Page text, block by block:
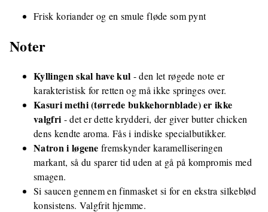
Frisk koriander og en smule fløde som pynt
Noter
Kyllingen skal have kul - den let røgede note er
karakteristisk for retten og må ikke springes over.
Kasuri methi (tørrede bukkehornblade) er ikke
valgfri - det er dette krydderi, der giver butter chicken
dens kendte aroma. Fås i indiske specialbutikker.
Natron i løgene fremskynder karamelliseringen
markant, så du sparer tid uden at gå på kompromis med
smagen.
Si saucen gennem en finmasket si for en ekstra silkeblød
konsistens. Valgfrit hjemme.